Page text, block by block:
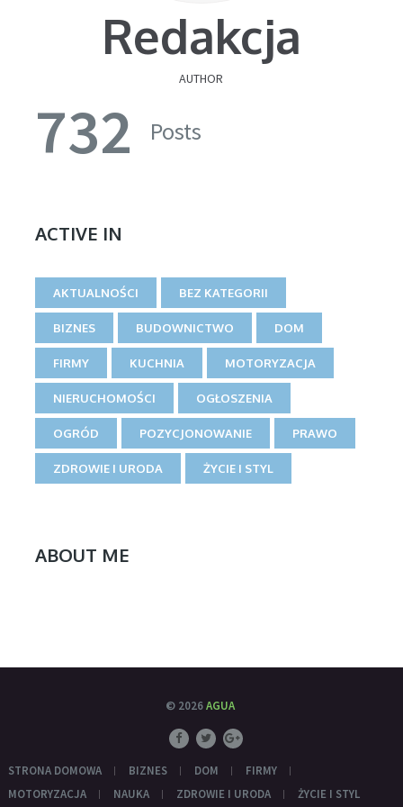
Redakcja
AUTHOR
732 Posts
ACTIVE IN
AKTUALNOŚCI BEZ KATEGORII
BIZNES BUDOWNICTWO DOM
FIRMY KUCHNIA MOTORYZACJA
NIERUCHOMOŚCI OGŁOSZENIA
OGRÓD POZYCJONOWANIE PRAWO
ZDROWIE I URODA ŻYCIE I STYL
ABOUT ME
© 2026AGUA
STRONA DOMOWA BIZNES DOM
FIRMY
MOTORYZACJA
NAUKA ZDROWIE I URODA ŻYCIE I STYL